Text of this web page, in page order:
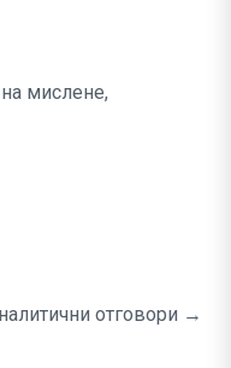
мислене,
отговори →